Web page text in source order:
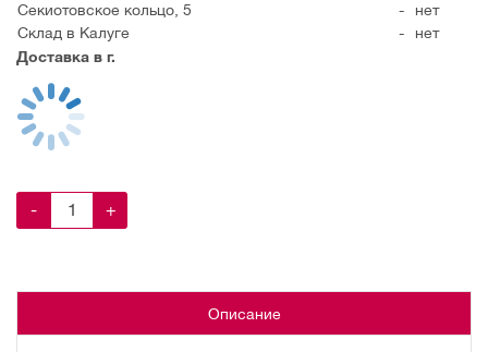
Секиотовское кольцо, 5
-
нет
Склад в Калуге
-
нет
Доставка в г.
- +
Описание